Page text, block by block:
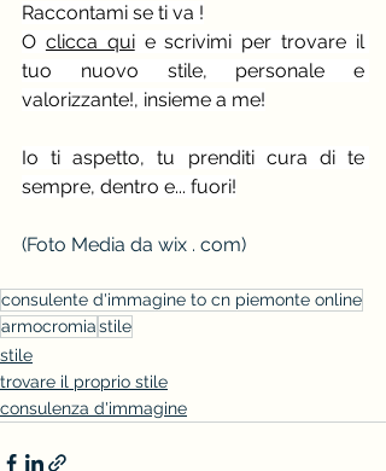
Raccontami se ti va !
O clicca qui e scrivimi per trovare il
tuo nuovo stile, personale e
valorizzante!, insieme a me!
Io ti aspetto, tu prenditi cura di te
sempre, dentro e... fuori!
(Foto Media da wix . com)
consulente d'immagine to cn piemonte online
armocromiastile
stile
trovare il proprio stile
consulenza d'immagine